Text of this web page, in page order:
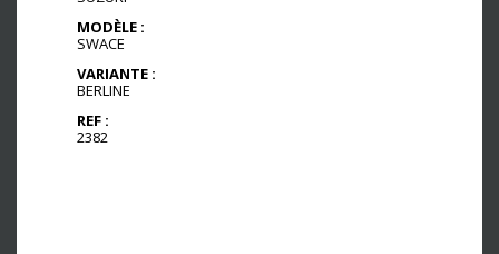
MODÈLE :
SWACE
VARIANTE :
BERLINE
REF :
2382